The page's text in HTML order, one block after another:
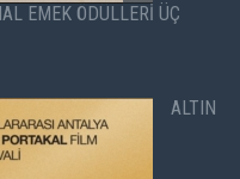
EMEK ÖDÜLLERİ ÜÇ
ALTIN